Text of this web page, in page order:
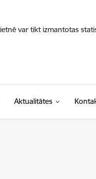
var tikt izmantotas
Aktualitātes